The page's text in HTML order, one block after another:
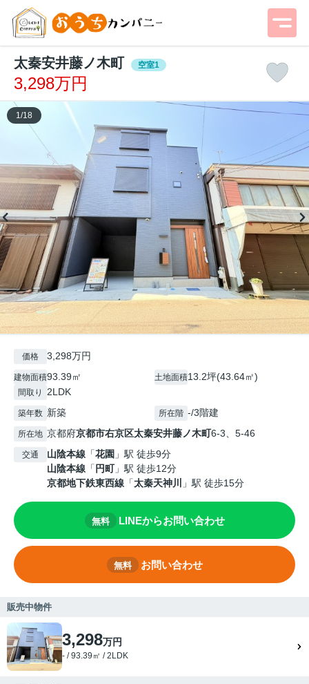
太秦安井藤ノ木町 空室1
3,298万円
1 /18
価格 3,298万円
建物面積93.39㎡ 土地面積13.2坪(43.64㎡)
間取り 2LDK
築年数 新築 所在階 -/3階建
所在地 京都府京都市右京区太秦安井藤ノ木町6-3、5-46
交通 山陰本線 「花園 」駅 徒歩9分
山陰本線 「 円町」駅 徒歩12分
京都地下鉄東西線 「太秦天神川 」駅 徒歩15分
無料 LINEからお問い合わせ
無料 お問い合わせ
販売中物件
3,298万円
- / 93.39㎡ / 2LDK